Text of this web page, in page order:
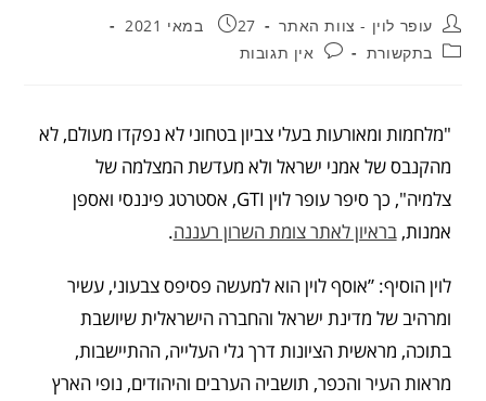
עופר לוין - צוות האתר
27 במאי 2021
בתקשורת
אין תגובות
"מלחמות ומאורעות בעלי צביון בטחוני לא נפקדו מעולם, לא
מהקנבס של אמני ישראל ולא מעדשת המצלמה של
צלמיה", כך סיפר עופר לוין GTI, אסטרטג פיננסי ואספן
אמנות,בראיון לאתר צומת השרון רעננה.
לוין הוסיף: ”אוסף לוין הוא למעשה פסיפס צבעוני, עשיר
ומרהיב של מדינת ישראל והחברה הישראלית שיושבת
בתוכה, מראשית הציונות דרך גלי העלייה, ההתיישבות,
מראות העיר והכפר, תושביה הערבים והיהודים, נופי הארץ